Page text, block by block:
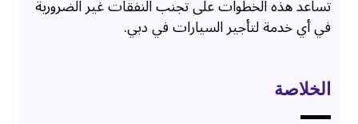
تساعد هذه الخطوات على تجنب النفقات غير الضرورية
في أي خدمة لتأجير السيارات في دبي.
الخلاصة